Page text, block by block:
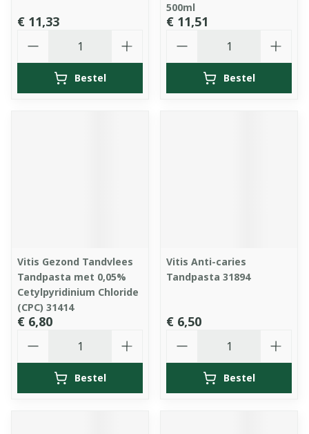
€ 11,33
Bestel
500ml
€ 11,51
Bestel
Vitis Gezond Tandvlees
Tandpasta met 0,05%
Cetylpyridinium Chloride
(CPC) 31414
€ 6,80
Bestel
Vitis Anti-caries
Tandpasta 31894
€ 6,50
Bestel